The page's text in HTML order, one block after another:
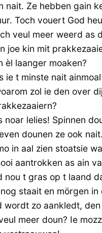
nait. Ze hebben gain
Toch vouert God
veul meer weerd as
joe kin mit
èl laanger moaken?
ie t minste nait
zol ie den over
noar lelies! Spinnen
dounen ze ook
in aal zien stoatsie
aantrokken as ain
nou t gras op t laand
staait en mörgen in
wordt zo aankledt, den
meer doun? Ie